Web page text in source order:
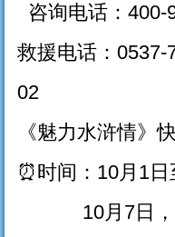
咨询电话：
救援电话：0537-
02
《魅力水浒情》
⏰时间：10月1
10月7日，